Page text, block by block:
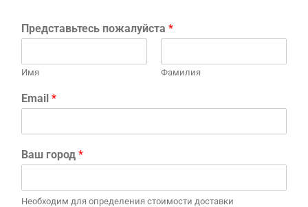
Представьтесь пожалуйста *
Имя Фамилия
Email *
Ваш город *
Необходим для определения стоимости доставки